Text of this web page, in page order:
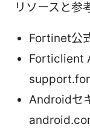
リソースと参
Fortinet公
Forticlient
Androidセ